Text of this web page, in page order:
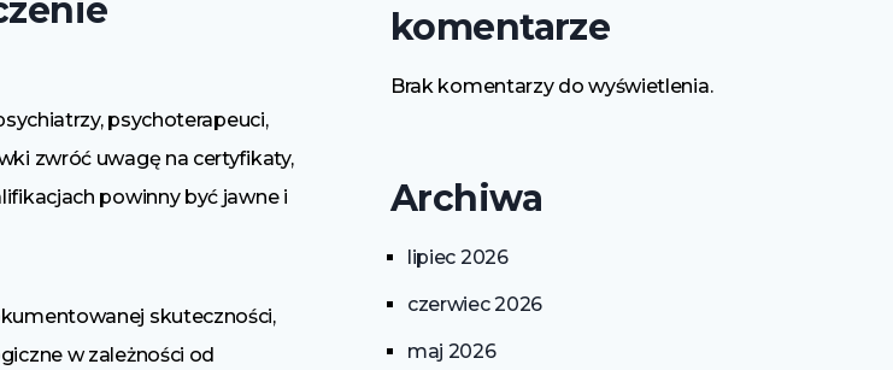
psychoterapeuci,
zwróć uwagę na certyfikaty,
powinny być jawne i
skuteczności,
w zależności od
komentarze
Brak komentarzy do wyświetlenia.
Archiwa
lipiec 2026
czerwiec 2026
maj 2026